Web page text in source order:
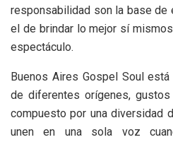
responsabilidad son la base de
el de brindar lo mejor sí
espectáculo.
Buenos Aires Gospel Soul
de diferentes orígenes,
compuesto por una diversidad
unen en una sola voz